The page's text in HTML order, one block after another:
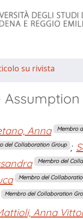
su rivista
Anna Membro
del Collaboration Group ;
Membro del
Membro del
Membro del Collaboration
Anna